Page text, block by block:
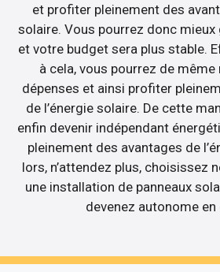
et profiter pleinement des
solaire. Vous pourrez donc mieux
et votre budget sera plus stable.
à cela, vous pourrez de
dépenses et ainsi profiter
de l’énergie solaire. De cette
enfin devenir indépendant
pleinement des avantages de
lors, n’attendez plus, choisissez
une installation de panneaux
devenez autonome en